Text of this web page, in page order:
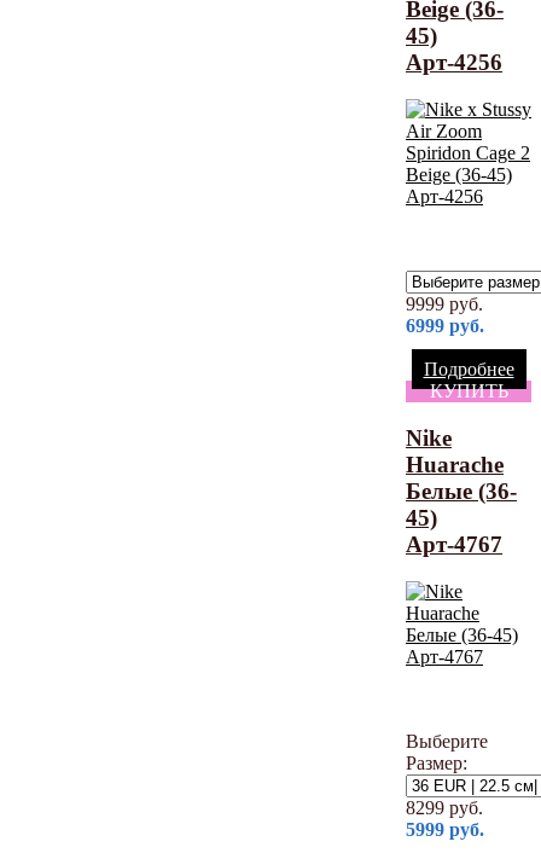
Beige (36-
45)
Арт-4256
9999 руб.
6999 руб.
Подробнее
КУПИТЬ
Nike
Huarache
Белые (36-
45)
Арт-4767
Выберите
Размер:
8299 руб.
5999 руб.